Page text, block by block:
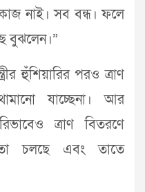
নাই। সব বন্ধ। ফলে
বুঝলেন।”
হুঁশিয়ারির পরও ত্রাণ
যাচ্ছেনা। আর
ত্রাণ বিতরণে
চলছে এবং তাতে